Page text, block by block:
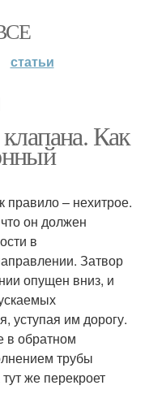
статьи
Как
правило – нехитрое.
он должен
в
Затвор
опущен вниз, и
уступая им дорогу.
в обратном
трубы
же перекроет